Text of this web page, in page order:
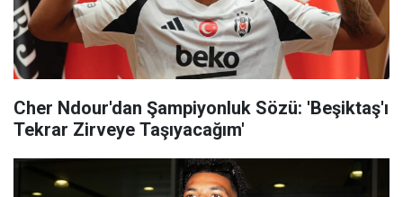
Cher Ndour'dan Şampiyonluk Sözü: 'Beşiktaş'ı
Tekrar Zirveye Taşıyacağım'